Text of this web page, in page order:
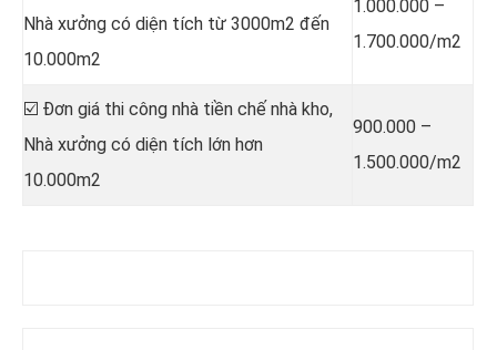
Nhà xưởng có diện tích từ 3000m2 đến
10.000m2
1.000.000 –
1.700.000/m2
☑️ Đơn giá thi công nhà tiền chế nhà kho,
Nhà xưởng có diện tích lớn hơn
10.000m2
900.000 –
1.500.000/m2